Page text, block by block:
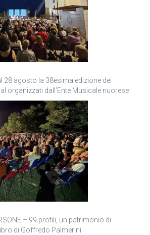
28 agosto la 38esima edizione dei
organizzati dall’Ente Musicale nuorese
– 99 profili, un patrimonio di
di Goffredo Palmerini